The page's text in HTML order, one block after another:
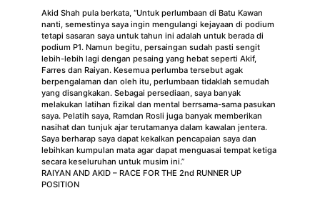
Akid Shah pula berkata, “Untuk perlumbaan di Batu Kawan
nanti, semestinya saya ingin mengulangi kejayaan di podium
tetapi sasaran saya untuk tahun ini adalah untuk berada di
podium P1. Namun begitu, persaingan sudah pasti sengit
lebih-lebih lagi dengan pesaing yang hebat seperti Akif,
Farres dan Raiyan. Kesemua perlumba tersebut agak
berpengalaman dan oleh itu, perlumbaan tidaklah semudah
yang disangkakan. Sebagai persediaan, saya banyak
melakukan latihan fizikal dan mental berrsama-sama pasukan
saya. Pelatih saya, Ramdan Rosli juga banyak memberikan
nasihat dan tunjuk ajar terutamanya dalam kawalan jentera.
Saya berharap saya dapat kekalkan pencapaian saya dan
lebihkan kumpulan mata agar dapat menguasai tempat ketiga
secara keseluruhan untuk musim ini.”
RAIYAN AND AKID – RACE FOR THE 2nd RUNNER UP
POSITION